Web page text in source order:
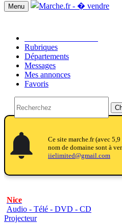
Menu
Rubriques
Départements
Messages
Mes annonces
Favoris
notifications
notifications
Ce site marche.fr (avec
nom de domaine sont à
iielimited@gmail.com
Nice
Audio - Télé - DVD - CD
Projecteur